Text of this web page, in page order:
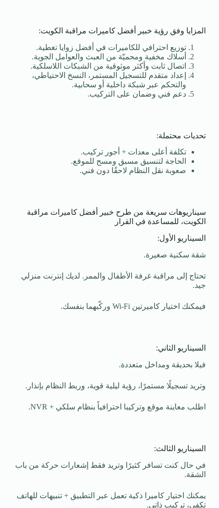
المزايا وفق رؤية خبير أفضل كاميرات مراقبة الكويت:
توزيع احترافي للكاميرات في أفضل زوايا تغطية.
أسلاك مخفية ومحميّة من العبث والعوامل الجوية.
اتصال ثابت وأكثر موثوقية من الشبكات اللاسلكية.
إعداد متقدم للتسجيل المستمر، النسخ الاحتياطي،
والتحكم عبر شبكة داخلية أو سحابية.
دعم فني وضمان على التركيب.
تحديات محتملة:
تكلفة أعلى معدات + أجور تركيب.
الحاجة لتنسيق مسبق ومسح للموقع.
صعوبة نقل النظام لاحقًا دون فني.
سيناريوهات سريعة من طرح خبير أفضل كاميرات مراقبة
الكويت، للمساعدة في القرار
السيناريو الأول:
شقة سكنية صغيرة.
تحتاج إلى مراقبة غرفة الأطفال والممر. لديك إنترنت منزلي
جيد.
فيمكنك اختيار كاميرتين Wi-Fi وركّبهما بنفسك.
السيناريو الثاني:
فيلا بحديقة ومداخل متعددة.
وتريد تسجيلًا مستمرًا، رؤية ليلية قوية، وربط النظام بإنذار.
اطلب معاينة موقع وتركيبا احترافياً بنظام سلكي + NVR.
السيناريو الثالث:
في حال كنت تسافر كثيرًا وتريد فقط إشعارات حركة من باب
الشقة.
يمكنك اختيار كاميرا ذكية تعمل عبر التطبيق + تنبيهات للهاتف
تكفي، تركيب ذاتي.